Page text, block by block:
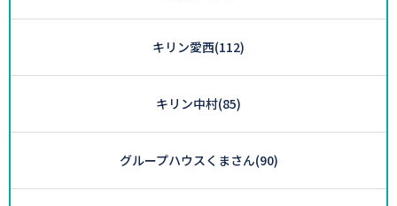
キリン愛西(112)
キリン中村(85)
グループハウスくまさん(90)